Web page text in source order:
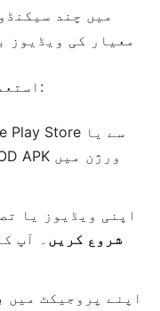
معیار کی ویڈیوز
InShot استعمال کرنے کا طریقہ یہ ہے:
اپنی ویڈیوز یا
شروع کریں ۔ آپ
اپنے پروجیکٹ میں